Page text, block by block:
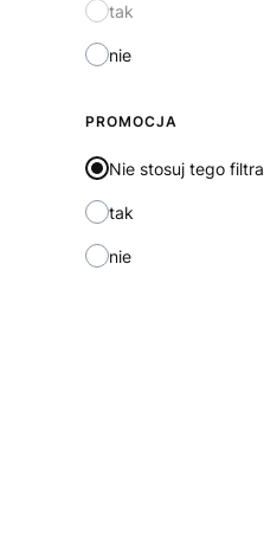
tak
nie
PROMOCJA
Nie stosuj tego filtra
tak
nie